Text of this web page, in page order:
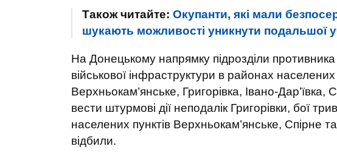
Також читайте: Окупанти, які мали
шукають можливості уникнути подальшої
На Донецькому напрямку підрозділи противника
військової інфраструктури в районах
Верхньокам’янське, Григорівка, Івано-
вести штурмові дії неподалік Григорівки, бої
населених пунктів Верхньокам’янське, Спірне
відбили.